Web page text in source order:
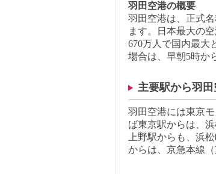
羽田空港の概要
羽田空港は、正式
ます。日本最大の
670万人で国内最大
場合は、早朝5時か
主要駅から羽
羽田空港には東京
ば東京駅からは、
上野駅からも、浜
からは、京急本線